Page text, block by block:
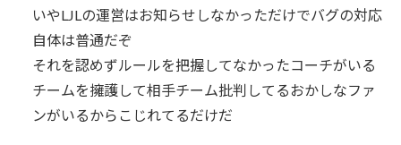
いやLJLの運営はお知らせしなかっただけでバグの対応
自体は普通だぞ
それを認めずルールを把握してなかったコーチがいる
チームを擁護して相手チーム批判してるおかしなファ
ンがいるからこじれてるだけだ